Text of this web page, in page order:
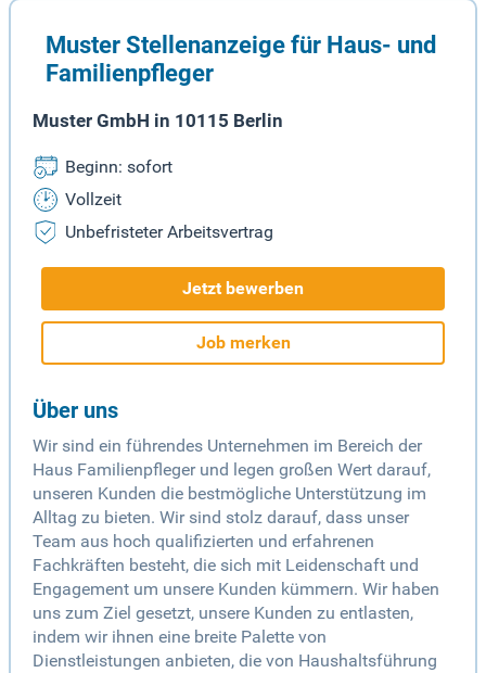
Muster Stellenanzeige für Haus- und
Familienpfleger
Muster GmbH in 10115 Berlin
Beginn: sofort
Vollzeit
Unbefristeter Arbeitsvertrag
Jetzt bewerben
Job merken
Über uns
Wir sind ein führendes Unternehmen im Bereich der
Haus Familienpfleger und legen großen Wert darauf,
unseren Kunden die bestmögliche Unterstützung im
Alltag zu bieten. Wir sind stolz darauf, dass unser
Team aus hoch qualifizierten und erfahrenen
Fachkräften besteht, die sich mit Leidenschaft und
Engagement um unsere Kunden kümmern. Wir haben
uns zum Ziel gesetzt, unsere Kunden zu entlasten,
indem wir ihnen eine breite Palette von
Dienstleistungen anbieten, die von Haushaltsführung